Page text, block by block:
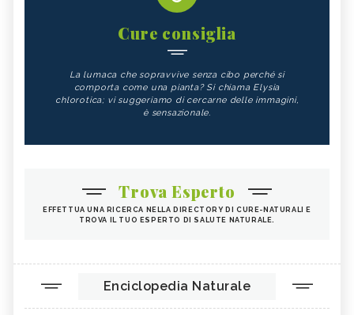
Cure consiglia
La lumaca che sopravvive senza cibo perché si
comporta come una pianta? Si chiama Elysia
chlorotica; vi suggeriamo di cercarne delle immagini,
è sensazionale.
Trova Esperto
EFFETTUA UNA RICERCA NELLA DIRECTORY DI CURE-NATURALI E
TROVA IL TUO ESPERTO DI SALUTE NATURALE.
Enciclopedia Naturale